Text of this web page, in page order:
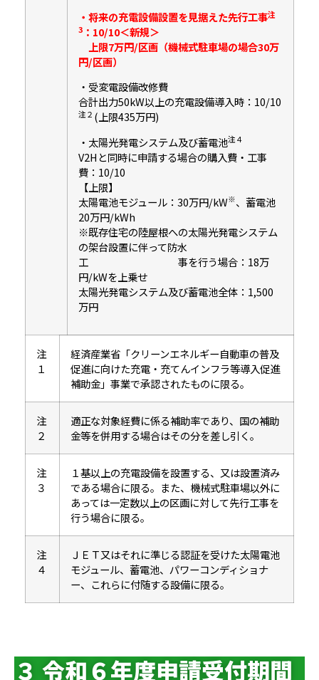
・将来の充電設備設置を見据えた先行工事注
3 ：10/10＜新規＞
上限7万円/区画（機械式駐車場の場合30万
円/区画）
・受変電設備改修費
合計出力50kW以上の充電設備導入時：10/10
注２ (上限435万円)
・太陽光発電システム及び蓄電池注４
V2Hと同時に申請する場合の購入費・工事
費：10/10
【上限】
太陽電池モジュール：30万円/kW※、蓄電池
20万円/kWh
※既存住宅の陸屋根への太陽光発電システム
の架台設置に伴って防水
工 事を行う場合：18万
円/kWを上乗せ
太陽光発電システム及び蓄電池全体：1,500
万円
注
１
経済産業省「クリーンエネルギー自動車の普及
促進に向けた充電・充てんインフラ等導入促進
補助金」事業で承認されたものに限る。
注
２
適正な対象経費に係る補助率であり、国の補助
金等を併用する場合はその分を差し引く。
注
３
１基以上の充電設備を設置する、又は設置済み
である場合に限る。また、機械式駐車場以外に
あっては一定数以上の区画に対して先行工事を
行う場合に限る。
注
４
ＪＥＴ又はそれに準じる認証を受けた太陽電池
モジュール、蓄電池、パワーコンディショナ
ー、これらに付随する設備に限る。
３ 令和６年度申請受付期間